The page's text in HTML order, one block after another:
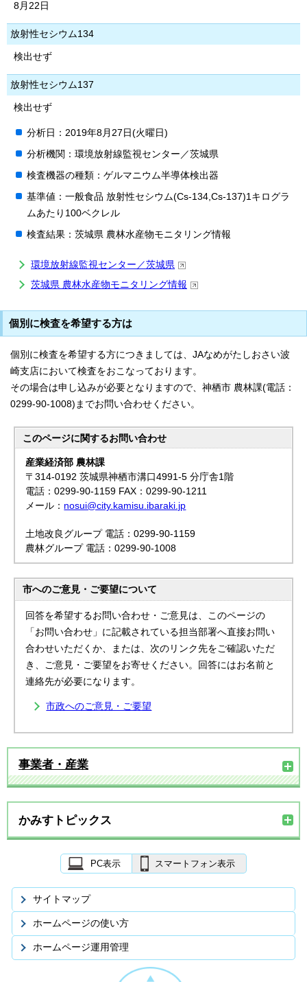
8月22日
放射性セシウム134
検出せず
放射性セシウム137
検出せず
分析日：2019年8月27日(火曜日)
分析機関：環境放射線監視センター／茨城県
検査機器の種類：ゲルマニウム半導体検出器
基準値：一般食品 放射性セシウム(Cs-134,Cs-137)1キログラ
ムあたり100ベクレル
検査結果：茨城県 農林水産物モニタリング情報
環境放射線監視センター／茨城県
茨城県 農林水産物モニタリング情報
個別に検査を希望する方は
個別に検査を希望する方につきましては、JAなめがたしおさい波
崎支店において検査をおこなっております。
その場合は申し込みが必要となりますので、神栖市 農林課(電話：
0299-90-1008)までお問い合わせください。
このページに関するお問い合わせ
産業経済部 農林課
〒314-0192 茨城県神栖市溝口4991-5 分庁舎1階
電話：0299-90-1159 FAX：0299-90-1211
メール： nosui@city.kamisu.ibaraki.jp
土地改良グループ 電話：0299-90-1159
農林グループ 電話：0299-90-1008
市へのご意見・ご要望について
回答を希望するお問い合わせ・ご意見は、このページの
「お問い合わせ」に記載されている担当部署へ直接お問い
合わせいただくか、または、次のリンク先をご確認いただ
き、ご意見・ご要望をお寄せください。回答にはお名前と
連絡先が必要になります。
市政へのご意見・ご要望
事業者・産業
かみすトピックス
PC表示 スマートフォン表示
サイトマップ
ホームページの使い方
ホームページ運用管理